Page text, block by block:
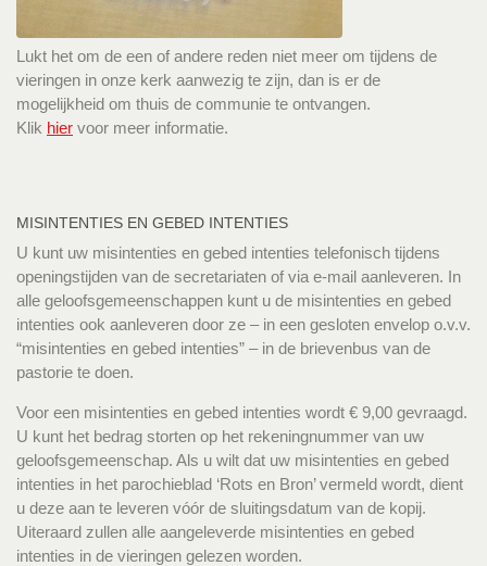
Lukt het om de een of andere reden niet meer om tijdens de
vieringen in onze kerk aanwezig te zijn, dan is er de
mogelijkheid om thuis de communie te ontvangen.
Klik hier voor meer informatie.
MISINTENTIES EN GEBED INTENTIES
U kunt uw misintenties en gebed intenties telefonisch tijdens
openingstijden van de secretariaten of via e-mail aanleveren. In
alle geloofsgemeenschappen kunt u de misintenties en gebed
intenties ook aanleveren door ze – in een gesloten envelop o.v.v.
“misintenties en gebed intenties” – in de brievenbus van de
pastorie te doen.
Voor een misintenties en gebed intenties wordt € 9,00 gevraagd.
U kunt het bedrag storten op het rekeningnummer van uw
geloofsgemeenschap. Als u wilt dat uw misintenties en gebed
intenties in het parochieblad ‘Rots en Bron’ vermeld wordt, dient
u deze aan te leveren vóór de sluitingsdatum van de kopij.
Uiteraard zullen alle aangeleverde misintenties en gebed
intenties in de vieringen gelezen worden.